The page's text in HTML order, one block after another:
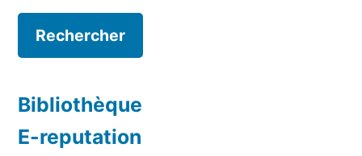
Bibliothèque
E-reputation